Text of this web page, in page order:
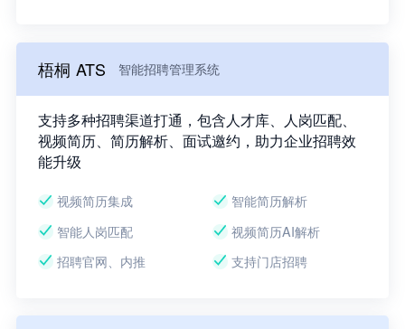
梧桐 ATS 智能招聘管理系统
支持多种招聘渠道打通，包含人才库、人岗匹配、
视频简历、简历解析、面试邀约，助力企业招聘效
能升级
视频简历集成
智能简历解析
智能人岗匹配
视频简历AI解析
招聘官网、内推
支持门店招聘